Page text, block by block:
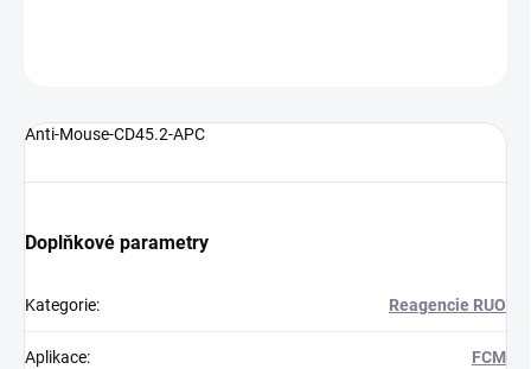
Anti-Mouse-CD45.2-APC
Doplňkové parametry
Kategorie: Reagencie RUO
Aplikace: FCM